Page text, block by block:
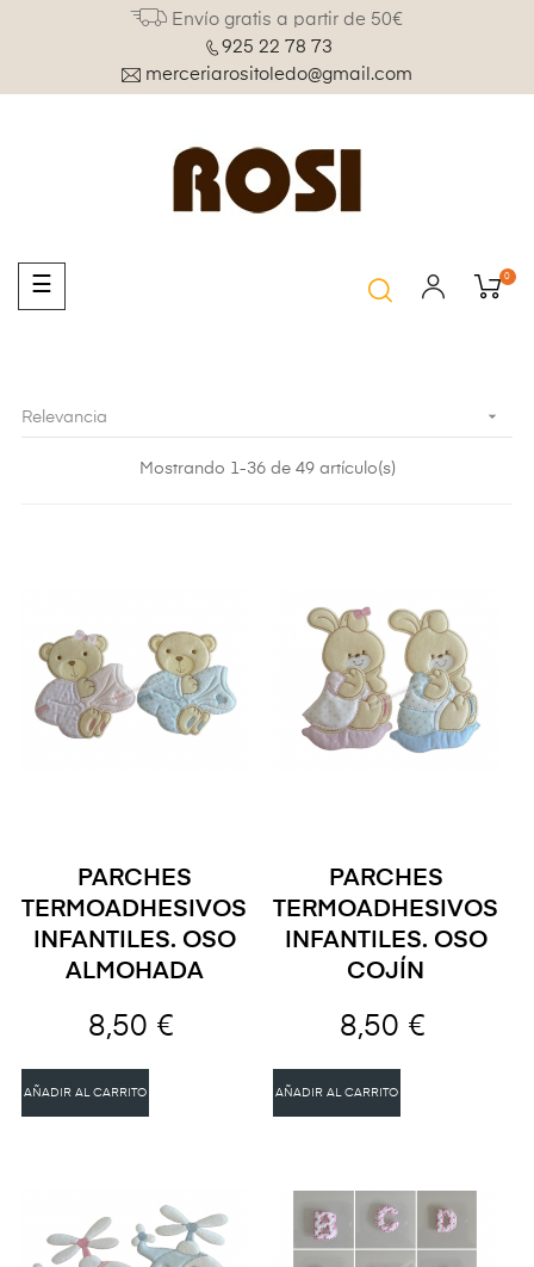
Envío gratis a partir de 50€
925 22 78 73
merceriarositoledo@gmail.com
Navegación
de
☰ 0
Relevancia 
Mostrando 1-36 de 49 artículo(s)
PARCHES
TERMOADHESIVOS
INFANTILES. OSO
ALMOHADA
8,50 €
AÑADIR AL CARRITO
PARCHES
TERMOADHESIVOS
INFANTILES. OSO
COJÍN
8,50 €
AÑADIR AL CARRITO